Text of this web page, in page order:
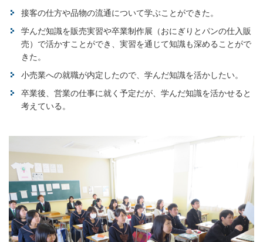
接客の仕方や品物の流通について学ぶことができた。
学んだ知識を販売実習や卒業制作展（おにぎりとパンの仕入販
売）で活かすことができ、実習を通じて知識も深めることがで
きた。
小売業への就職が内定したので、学んだ知識を活かしたい。
卒業後、営業の仕事に就く予定だが、学んだ知識を活かせると
考えている。